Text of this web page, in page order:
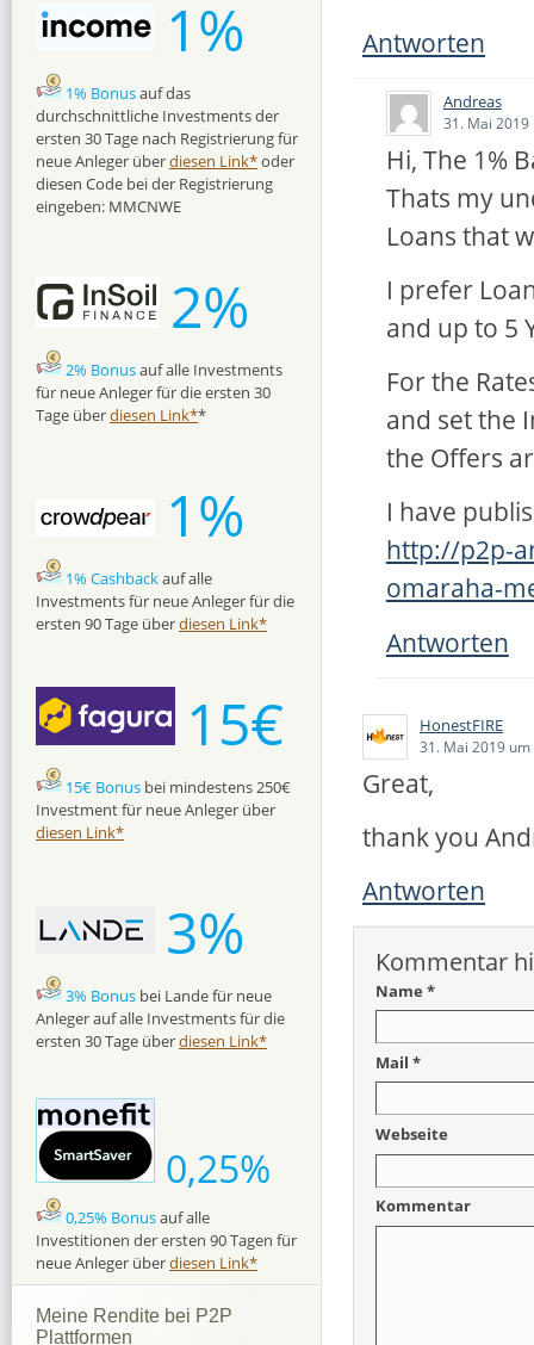
Antworten
Andreas
31. Mai 2019
Hi, The 1%
Thats my
Loans that
I prefer
and up to 5
For the
and set the
the Offers
I have
http://p2p-
omaraha-
Antworten
HonestFIRE
31. Mai 2019 um
Great,
thank you
Antworten
Kommentar
Name *
Mail *
Webseite
Kommentar
1%
1% Bonusauf das
durchschnittliche Investments der
ersten 30 Tage nach Registrierung für
neue Anleger überdiesen Link*oder
diesen Code bei der Registrierung
eingeben: MMCNWE
2%
2% Bonusauf alle Investments
für neue Anleger für die ersten 30
Tage überdiesen Link**
1%
1% Cashbackauf alle
Investments für neue Anleger für die
ersten 90 Tage überdiesen Link*
15€
15€ Bonus bei mindestens 250€
Investment für neue Anleger über
diesen Link*
3%
3% Bonus bei Lande für neue
Anleger auf alle Investments für die
ersten 30 Tage überdiesen Link*
0,25%
0,25% Bonusauf alle
Investitionen der ersten 90 Tagen für
neue Anleger überdiesen Link*
Meine Rendite bei P2P
Plattformen